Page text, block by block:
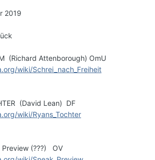
2019
(Richard Attenborough) OmU
wiki/Schrei_nach_Freiheit
(David Lean) DF
wiki/Ryans_Tochter
Preview (???) OV